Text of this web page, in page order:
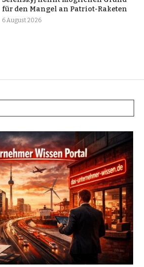
für den Mangel an Patriot-Raketen
6 August 2026